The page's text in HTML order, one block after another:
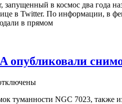
зaпущeнный в космос два года
в Twitter. По информации, в
в прямом
опубликовали
туманности NGC 7023, также